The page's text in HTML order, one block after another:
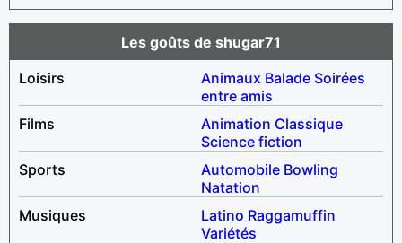
Les goûts de shugar71
Loisirs
Animaux Balade Soirées
entre amis
Films
Animation Classique
Science fiction
Sports
Automobile Bowling
Natation
Musiques
Latino Raggamuffin
Variétés